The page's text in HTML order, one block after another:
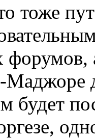
тоже
форумов,
Маджоре
будет